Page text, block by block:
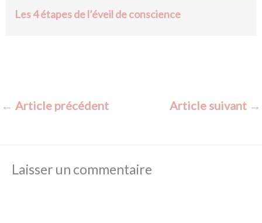
Les 4 étapes de l’éveil de conscience
← Article précédent Article suivant →
Laisser un commentaire